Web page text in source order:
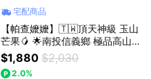
宅配商品
【帕查嬤嬤】🇹🇼頂天神級 玉山
芒果🥭 🌟南投信義鄉 極品高山
愛文芒果🥭｜玉山愛文芒果禮盒
$1,880 $2,030
2.0%